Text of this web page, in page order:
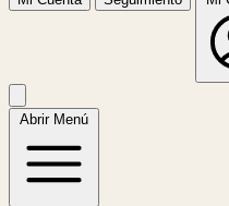
Abrir Menú